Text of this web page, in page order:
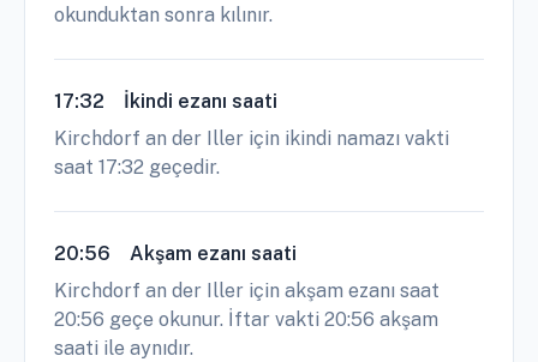
okunduktan sonra kılınır.
17:32
İkindi ezanı saati
Kirchdorf an der Iller için ikindi namazı vakti
saat 17:32 geçedir.
20:56
Akşam ezanı saati
Kirchdorf an der Iller için akşam ezanı saat
20:56 geçe okunur. İftar vakti 20:56 akşam
saati ile aynıdır.